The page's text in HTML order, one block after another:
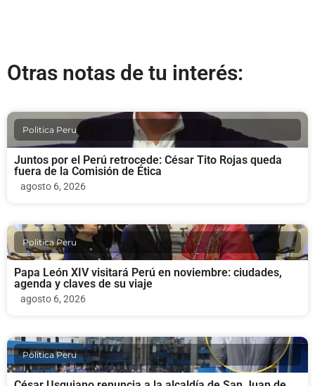
Otras notas de tu interés:
Politica Peru
Juntos por el Perú retrocede: César Tito Rojas queda
fuera de la Comisión de Ética
agosto 6, 2026
Politica Peru
Papa León XIV visitará Perú en noviembre: ciudades,
agenda y claves de su viaje
agosto 6, 2026
Politica Peru